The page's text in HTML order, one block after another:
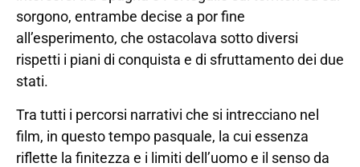
sorgono, entrambe decise a por fine
all’esperimento, che ostacolava sotto diversi
rispetti i piani di conquista e di sfruttamento dei due
stati.
Tra tutti i percorsi narrativi che si intrecciano nel
film, in questo tempo pasquale, la cui essenza
riflette la finitezza e i limiti dell’uomo e il senso da